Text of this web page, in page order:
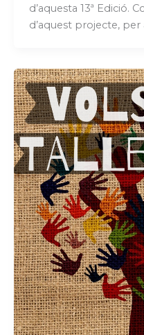
d’aquesta 13ª Edició.
d’aquest projecte,